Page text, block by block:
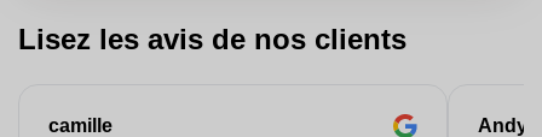
Lisez les avis de nos clients
camille Andy